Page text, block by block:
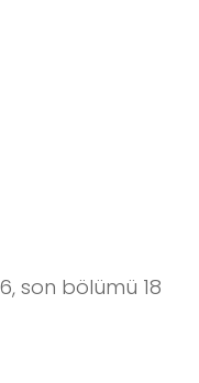
son bölümü 18